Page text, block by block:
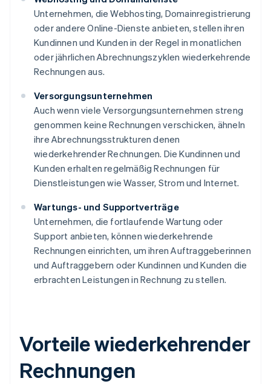
Unternehmen, die Webhosting, Domainregistrierung
oder andere Online-Dienste anbieten, stellen ihren
Kundinnen und Kunden in der Regel in monatlichen
oder jährlichen Abrechnungszyklen wiederkehrende
Rechnungen aus.
Versorgungsunternehmen
Auch wenn viele Versorgungsunternehmen streng
genommen keine Rechnungen verschicken, ähneln
ihre Abrechnungsstrukturen denen
wiederkehrender Rechnungen. Die Kundinnen und
Kunden erhalten regelmäßig Rechnungen für
Dienstleistungen wie Wasser, Strom und Internet.
Wartungs- und Supportverträge
Unternehmen, die fortlaufende Wartung oder
Support anbieten, können wiederkehrende
Rechnungen einrichten, um ihren Auftraggeberinnen
und Auftraggebern oder Kundinnen und Kunden die
erbrachten Leistungen in Rechnung zu stellen.
Vorteile wiederkehrender
Rechnungen